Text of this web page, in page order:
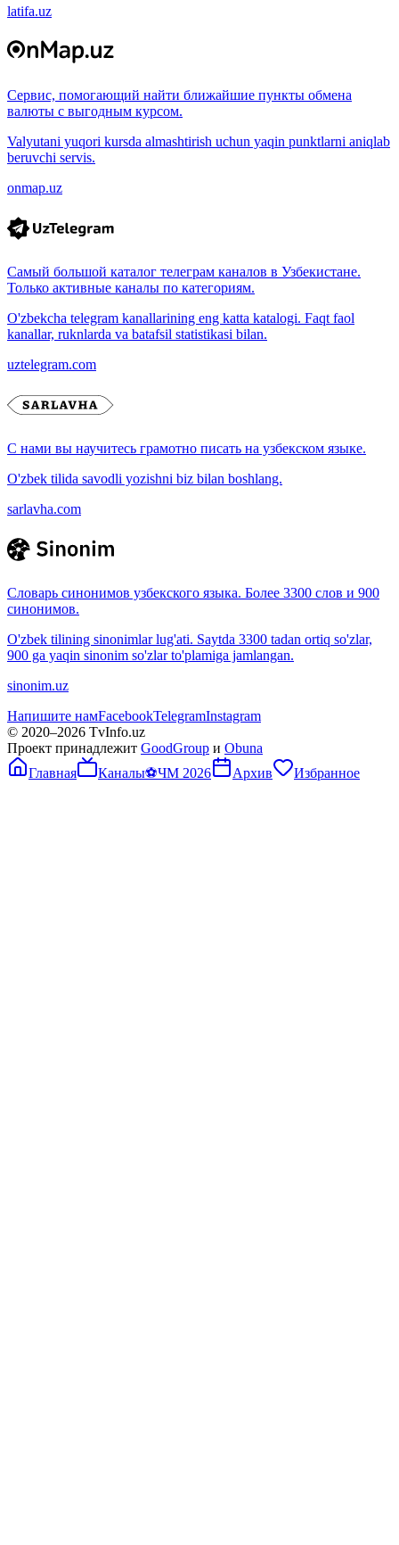
latifa.uz
Сервис, помогающий найти ближайшие пункты обмена
валюты с выгодным курсом.
Valyutani yuqori kursda almashtirish uchun yaqin punktlarni aniqlab
beruvchi servis.
onmap.uz
Самый большой каталог телеграм каналов в Узбекистане.
Только активные каналы по категориям.
O'zbekcha telegram kanallarining eng katta katalogi. Faqt faol
kanallar, ruknlarda va batafsil statistikasi bilan.
uztelegram.com
С нами вы научитесь грамотно писать на узбекском языке.
O'zbek tilida savodli yozishni biz bilan boshlang.
sarlavha.com
Словарь синонимов узбекского языка. Более 3300 слов и 900
синонимов.
O'zbek tilining sinonimlar lug'ati. Saytda 3300 tadan ortiq so'zlar,
900 ga yaqin sinonim so'zlar to'plamiga jamlangan.
sinonim.uz
Напишите намFacebookTelegramInstagram
© 2020–2026 TvInfo.uz
Проект принадлежит GoodGroup и Obuna
Главная
Каналы⚽ЧМ 2026 Архив Избранное